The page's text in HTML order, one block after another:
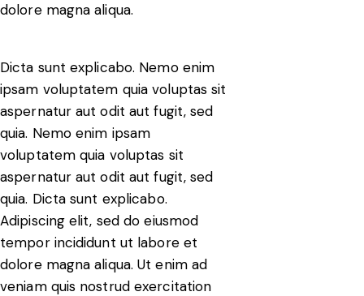
dolore magna aliqua.
Dicta sunt explicabo. Nemo enim
ipsam voluptatem quia voluptas sit
aspernatur aut odit aut fugit, sed
quia. Nemo enim ipsam
voluptatem quia voluptas sit
aspernatur aut odit aut fugit, sed
quia. Dicta sunt explicabo.
Adipiscing elit, sed do eiusmod
tempor incididunt ut labore et
dolore magna aliqua. Ut enim ad
veniam quis nostrud exercitation